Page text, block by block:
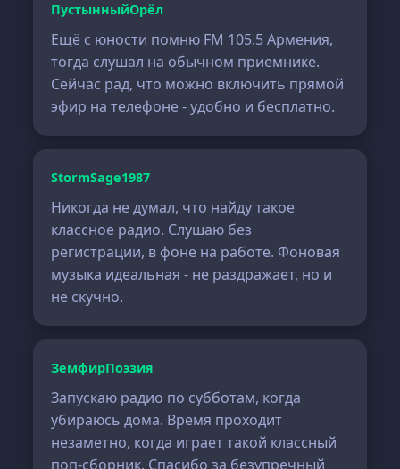
ПустынныйОрёл
Ещё с юности помню FM 105.5 Армения,
тогда слушал на обычном приемнике.
Сейчас рад, что можно включить прямой
эфир на телефоне - удобно и бесплатно.
StormSage1987
Никогда не думал, что найду такое
классное радио. Слушаю без
регистрации, в фоне на работе. Фоновая
музыка идеальная - не раздражает, но и
не скучно.
ЗемфирПоэзия
Запускаю радио по субботам, когда
убираюсь дома. Время проходит
незаметно, когда играет такой классный
поп-сборник. Спасибо за безупречный